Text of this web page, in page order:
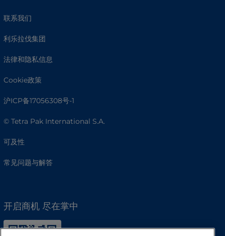
联系我们
利乐拉伐集团
法律和隐私信息
Cookie政策
沪ICP备17056308号-1
© Tetra Pak International S.A.
可及性
常见问题与解答
开启商机 尽在掌中